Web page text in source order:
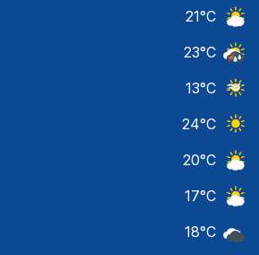
21°C
23°C
13°C
24°C
20°C
17°C
18°C